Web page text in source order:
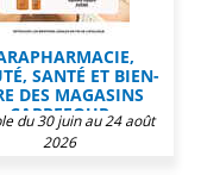
SANTÉ ET BIEN-
DES MAGASINS
CARREFOUR
du 30 juin au 24 août
2026